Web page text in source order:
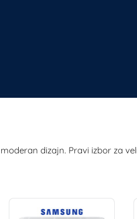
dizajn. Pravi izbor za